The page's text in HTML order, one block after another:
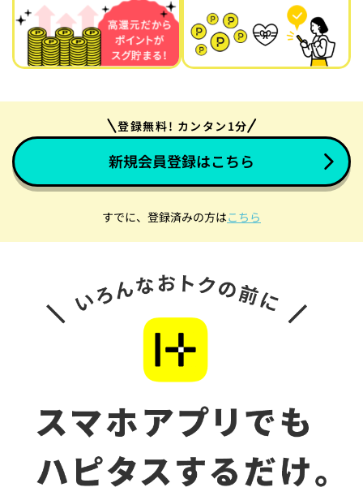
登録無料! カンタン1分
新規会員登録はこちら
すでに、登録済みの方はこちら